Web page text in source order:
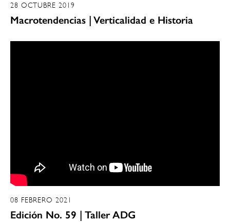
28 OCTUBRE 2019
Macrotendencias | Verticalidad e Historia
08 FEBRERO 2021
Edición No. 59 | Taller ADG